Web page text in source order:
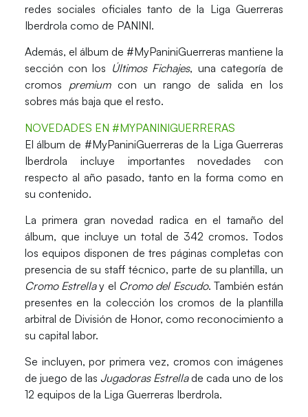
redes sociales oficiales tanto de la Liga Guerreras
Iberdrola como de PANINI.
Además, el álbum de #MyPaniniGuerreras mantiene la
sección con los Últimos Fichajes, una categoría de
cromos premiumcon un rango de salida en los
sobres más baja que el resto.
NOVEDADES EN #MYPANINIGUERRERAS
El álbum de #MyPaniniGuerreras de la Liga Guerreras
Iberdrola incluye importantes novedades con
respecto al año pasado, tanto en la forma como en
su contenido.
La primera gran novedad radica en el tamaño del
álbum, que incluye un total de 342 cromos. Todos
los equipos disponen de tres páginas completas con
presencia de su staff técnico, parte de su plantilla, un
Cromo Estrellay el Cromo del Escudo. También están
presentes en la colección los cromos de la plantilla
arbitral de División de Honor, como reconocimiento a
su capital labor.
Se incluyen, por primera vez, cromos con imágenes
de juego de las Jugadoras Estrellade cada uno de los
12 equipos de la Liga Guerreras Iberdrola.